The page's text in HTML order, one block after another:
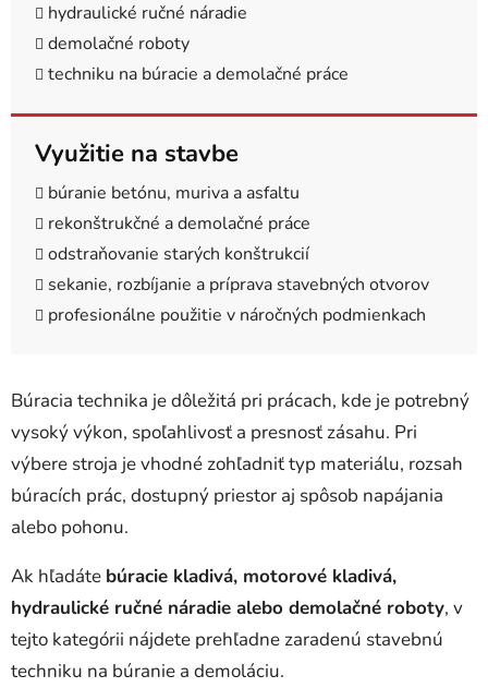
hydraulické ručné náradie
demolačné roboty
techniku na búracie a demolačné práce
Využitie na stavbe
búranie betónu, muriva a asfaltu
rekonštrukčné a demolačné práce
odstraňovanie starých konštrukcií
sekanie, rozbíjanie a príprava stavebných otvorov
profesionálne použitie v náročných podmienkach
Búracia technika je dôležitá pri prácach, kde je potrebný
vysoký výkon, spoľahlivosť a presnosť zásahu. Pri
výbere stroja je vhodné zohľadniť typ materiálu, rozsah
búracích prác, dostupný priestor aj spôsob napájania
alebo pohonu.
Ak hľadáte búracie kladivá, motorové kladivá,
hydraulické ručné náradie alebo demolačné roboty, v
tejto kategórii nájdete prehľadne zaradenú stavebnú
techniku na búranie a demoláciu.